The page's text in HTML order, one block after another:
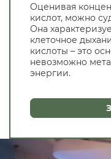
Оценивая
кислот, можно
Она
клеточное
кислоты – это
невозможно
энергии.